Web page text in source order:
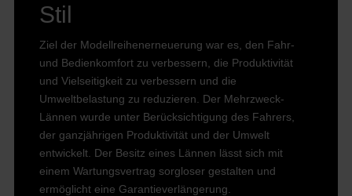
Stil
Ziel der Modellreihenerneuerung war es, den Fahr-
und Bedienkomfort zu verbessern, die Produktivität
und Vielseitigkeit zu verbessern und die
Umweltbelastung zu reduzieren. Der Mehrzweck-
Lännen wurde unter Berücksichtigung des Fahrers,
der ganzjährigen Produktivität und der Umwelt
entwickelt. Der Besitz eines Lännen lässt sich mit
einem Wartungsvertrag sorgloser gestalten und
ermöglicht eine Garantieverlängerung.